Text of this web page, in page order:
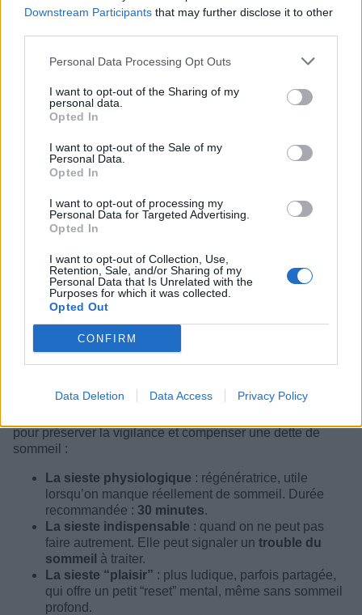
Downstream Participants that may further disclose it to other
Personal Data Processing Opt Outs
I want to opt-out of the Sharing of my
personal data.
Opted In
I want to opt-out of the Sale of my
Personal Data.
Opted In
I want to opt-out of processing my
Personal Data for Targeted Advertising.
Opted In
I want to opt-out of Collection, Use,
Retention, Sale, and/or Sharing of my
Personal Data that Is Unrelated with the
Purposes for which it was collected.
Opted Out
CONFIRM
Data Deletion Data Access Privacy Policy
conséquences tangibles sur la qualité de vie.
🔁 Peut-on vraiment “rattraper” son sommeil en retard
longtemps le week-end pour compenser ses nuits courtes
est fausse.
“Ce n’est pas si simple”, explique le médecin. “Notre
horloge biologique a besoin de régularité. Il ne faut pas la
malmener.”
🌙 Prendre soin de son sommeil : les bonnes
habitudes à adopter
recommande de :
Éviter les aliments trop sucrés ou gras avant le
coucher
Réduire l’exposition aux écrans en soirée
Dormir dans un environnement calme, sombre et
💤 Et la sieste dans tout ça ?
pour préserver la vigilance et compenser une dette de
sommeil :
La sieste physiologique : régénératrice, utile
lorsqu’on manque réellement de sommeil. Durée
recommandée : 30 minutes.
La sieste indispensable : quand on ne peut pas
faire autrement. Elle peut signaler un trouble du
sommeil à traiter.
La sieste “plaisir” : plus ludique, parfois partagée,
qui offre un petit “reset” mental, même sans sommeil
profond.